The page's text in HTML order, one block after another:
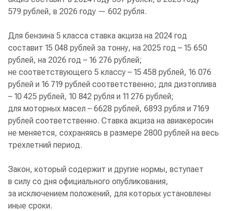
579 рублей, в 2026 году — 602 рубля.
Для бензина 5 класса ставка акциза на 2024 год
составит 15 048 рублей за тонну, на 2025 год – 15 650
рублей, на 2026 год – 16 276 рублей;
не соответствующего 5 классу – 15 458 рублей, 16 076
рублей и 16 719 рублей соответственно; для дизтоплива
– 10 425 рублей, 10 842 рубля и 11 276 рублей;
для моторных масел – 6628 рублей, 6893 рубля и 7169
рублей соответственно. Ставка акциза на авиакеросин
не меняется, сохраняясь в размере 2800 рублей на весь
трехлетний период.
Закон, который содержит и другие нормы, вступает
в силу со дня официального опубликования,
за исключением положений, для которых установлены
иные сроки.